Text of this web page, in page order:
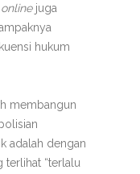
onlinejuga
hukum
membangun
adalah dengan
terlihat “terlalu